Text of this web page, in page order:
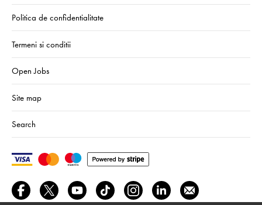
Politica de confidentialitate
Termeni si conditii
Open Jobs
Site map
Search